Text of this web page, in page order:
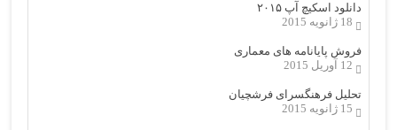
دانلود اسکیچ آپ ۲۰۱۵
18 ژانویه 2015
فروش پایانامه های معماری
12 آوریل 2015
تحلیل فرهنگسرای فرشچیان
15 ژانویه 2015